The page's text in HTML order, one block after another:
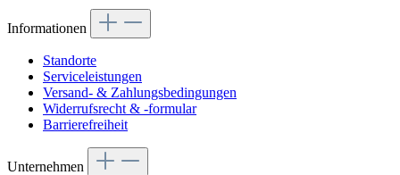
Informationen
Standorte
Serviceleistungen
Versand- & Zahlungsbedingungen
Widerrufsrecht & -formular
Barrierefreiheit
Unternehmen